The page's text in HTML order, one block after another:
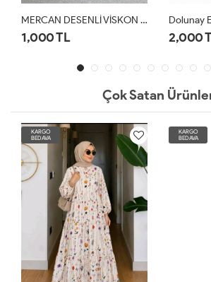
MERCAN DESENLİ VİSKON ELBİSE Mavi
1,000 TL
Dolunay
2,000
Çok Satan
KARGO
BEDAVA
KARGO
BEDAVA